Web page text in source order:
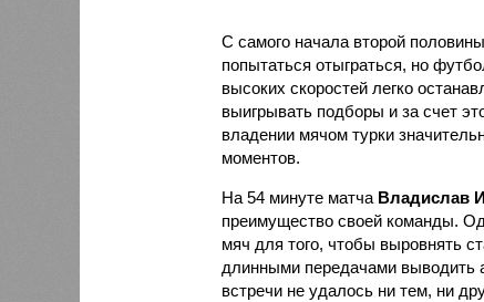
С самого начала второй
попытаться отыграться, но
высоких скоростей легко
выигрывать подборы и за счет
владении мячом турки
моментов.
На 54 минуте матча Владислав
преимущество своей команды.
мяч для того, чтобы выровнять
длинными передачами выводить
встречи не удалось ни тем, ни